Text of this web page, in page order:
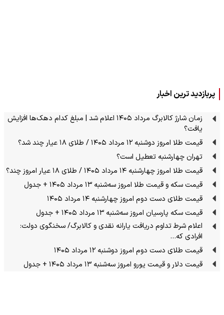
پربازدید ترین اخبار
زمان شارژ کالابرگ مرداد ۱۴۰۵ اعلام شد | مبلغ کدام دهک‌ها افزایش
یافت؟
قیمت طلا امروز دوشنبه ۱۲ مرداد ۱۴۰۵ / طلای ۱۸ عیار چند شد؟
تهران چهارشنبه تعطیل است؟
قیمت طلا امروز چهارشنبه ۱۴ مرداد ۱۴۰۵ / طلای ۱۸ عیار امروز چند؟
قیمت سکه و قیمت طلا امروز سه‌شنبه ۱۳ مرداد ۱۴۰۵ + جدول
قیمت طلای دست دوم امروز چهارشنبه ۱۴ مرداد ۱۴۰۵
قیمت سکه پارسیان امروز سه‌شنبه ۱۳ مرداد ۱۴۰۵ + جدول
اعلام شرط تداوم دریافت یارانه نقدی و کالابرگ/ سخنگوی دولت:
افرادی که…
قیمت طلای دست دوم امروز دوشنبه ۱۲ مرداد ۱۴۰۵
قیمت دلار و قیمت یورو امروز سه‌شنبه ۱۳ مرداد ۱۴۰۵ + جدول